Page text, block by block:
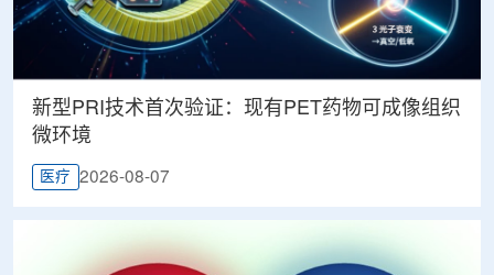
新型PRI技术首次验证：现有PET药物可成像组织
微环境
医疗 2026-08-07